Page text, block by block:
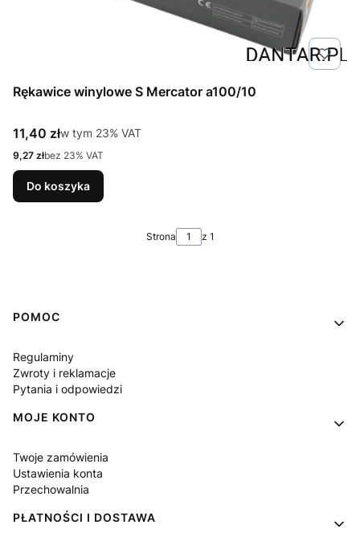
Rękawice winylowe S Mercator a100/10
Cena brutto
11,40 złw tym %s VAT
w tym 23% VAT
Cena netto
9,27 złbez 23% VAT
Do koszyka
Strona z 1
Linki w stopce
POMOC
Regulaminy
Zwroty i reklamacje
Pytania i odpowiedzi
MOJE KONTO
Twoje zamówienia
Ustawienia konta
Przechowalnia
PŁATNOŚCI I DOSTAWA